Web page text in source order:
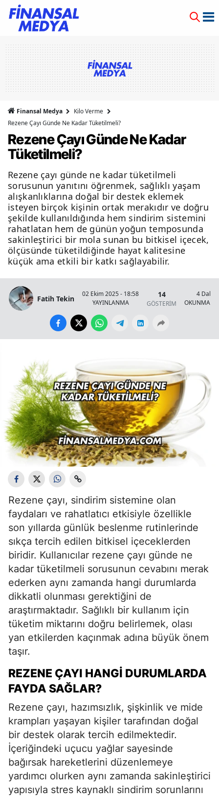
Finansal Medya
Kilo Verme
Rezene Çayı Günde Ne Kadar Tüketilmeli?
Rezene Çayı Günde Ne Kadar
Tüketilmeli?
Rezene çayı günde ne kadar tüketilmeli
sorusunun yanıtını öğrenmek, sağlıklı yaşam
alışkanlıklarına doğal bir destek eklemek
isteyen birçok kişinin ortak merakıdır ve doğru
şekilde kullanıldığında hem sindirim sistemini
rahatlatan hem de günün yoğun temposunda
sakinleştirici bir mola sunan bu bitkisel içecek,
ölçüsünde tüketildiğinde hayat kalitesine
küçük ama etkili bir katkı sağlayabilir.
Fatih Tekin
02 Ekim 2025 - 18:58
YAYINLANMA
14
GÖSTERİM
4
OKUNMA
Rezene çayı, sindirim sistemine olan
faydaları ve rahatlatıcı etkisiyle özellikle
son yıllarda günlük beslenme rutinlerinde
sıkça tercih edilen bitkisel içeceklerden
biridir. Kullanıcılar rezene çayı günde ne
kadar tüketilmeli sorusunun cevabını merak
ederken aynı zamanda hangi durumlarda
dikkatli olunması gerektiğini de
araştırmaktadır. Sağlıklı bir kullanım için
tüketim miktarını doğru belirlemek, olası
yan etkilerden kaçınmak adına büyük önem
taşır.
REZENE ÇAYI HANGI DURUMLARDA
FAYDA SAĞLAR?
Rezene çayı, hazımsızlık, şişkinlik ve mide
krampları yaşayan kişiler tarafından doğal
bir destek olarak tercih edilmektedir.
İçeriğindeki uçucu yağlar sayesinde
bağırsak hareketlerini düzenlemeye
yardımcı olurken aynı zamanda sakinleştirici
yapısıyla stres kaynaklı sindirim sorunlarını